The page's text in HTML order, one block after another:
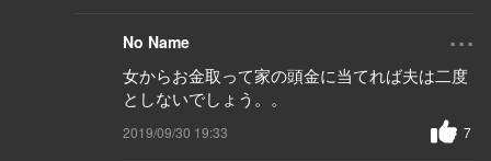
No Name ...
女からお金取って家の頭金に当てれば夫は二度
としないでしょう。。
2019/09/30 19:33 7